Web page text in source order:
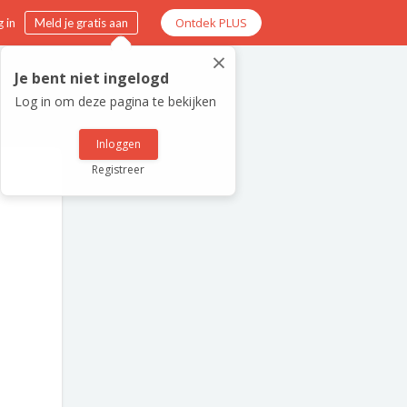
in Meld je gratis aan Ontdek PLUS
×
Je bent niet ingelogd
Log in om deze pagina te bekijken
Inloggen
Registreer